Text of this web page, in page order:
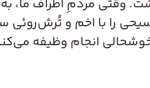
وقتی مردمِ اطراف ما،
را با اخم و تُرش‌روئی
انجام وظیفه